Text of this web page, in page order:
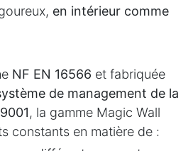
en intérieur comme
NF EN 16566 et fabriquée
de management de la
, la gamme Magic Wall
constants en matière de :